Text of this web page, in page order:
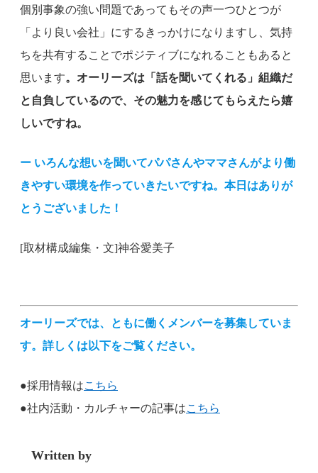
個別事象の強い問題であってもその声一つひとつが
「より良い会社」にするきっかけになりますし、気持
ちを共有することでポジティブになれることもあると
思います。オーリーズは「話を聞いてくれる」組織だ
と自負しているので、その魅力を感じてもらえたら嬉
しいですね。
ー いろんな想いを聞いてパパさんやママさんがより働
きやすい環境を作っていきたいですね。本日はありが
とうございました！
[取材構成編集・文]神谷愛美子
オーリーズでは、ともに働くメンバーを募集していま
す。詳しくは以下をご覧ください。
●採用情報はこちら
●社内活動・カルチャーの記事はこちら
Written by